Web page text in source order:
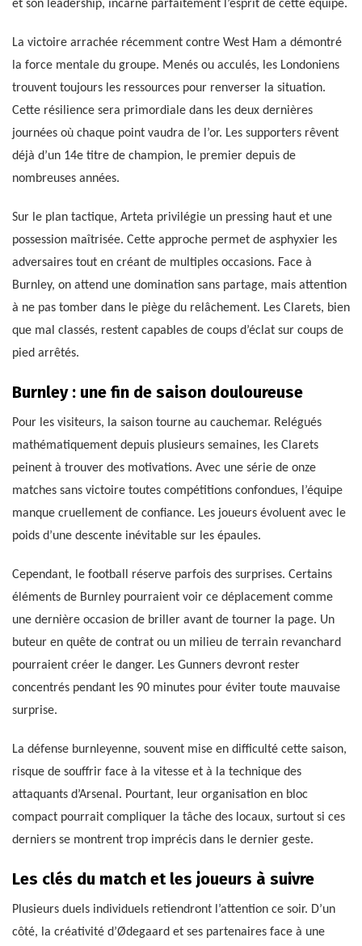
et son leadership, incarne parfaitement l’esprit de cette équipe.
La victoire arrachée récemment contre West Ham a démontré
la force mentale du groupe. Menés ou acculés, les Londoniens
trouvent toujours les ressources pour renverser la situation.
Cette résilience sera primordiale dans les deux dernières
journées où chaque point vaudra de l’or. Les supporters rêvent
déjà d’un 14e titre de champion, le premier depuis de
nombreuses années.
Sur le plan tactique, Arteta privilégie un pressing haut et une
possession maîtrisée. Cette approche permet de asphyxier les
adversaires tout en créant de multiples occasions. Face à
Burnley, on attend une domination sans partage, mais attention
à ne pas tomber dans le piège du relâchement. Les Clarets, bien
que mal classés, restent capables de coups d’éclat sur coups de
pied arrêtés.
Burnley : une fin de saison douloureuse
Pour les visiteurs, la saison tourne au cauchemar. Relégués
mathématiquement depuis plusieurs semaines, les Clarets
peinent à trouver des motivations. Avec une série de onze
matches sans victoire toutes compétitions confondues, l’équipe
manque cruellement de confiance. Les joueurs évoluent avec le
poids d’une descente inévitable sur les épaules.
Cependant, le football réserve parfois des surprises. Certains
éléments de Burnley pourraient voir ce déplacement comme
une dernière occasion de briller avant de tourner la page. Un
buteur en quête de contrat ou un milieu de terrain revanchard
pourraient créer le danger. Les Gunners devront rester
concentrés pendant les 90 minutes pour éviter toute mauvaise
surprise.
La défense burnleyenne, souvent mise en difficulté cette saison,
risque de souffrir face à la vitesse et à la technique des
attaquants d’Arsenal. Pourtant, leur organisation en bloc
compact pourrait compliquer la tâche des locaux, surtout si ces
derniers se montrent trop imprécis dans le dernier geste.
Les clés du match et les joueurs à suivre
Plusieurs duels individuels retiendront l’attention ce soir. D’un
côté, la créativité d’Ødegaard et ses partenaires face à une